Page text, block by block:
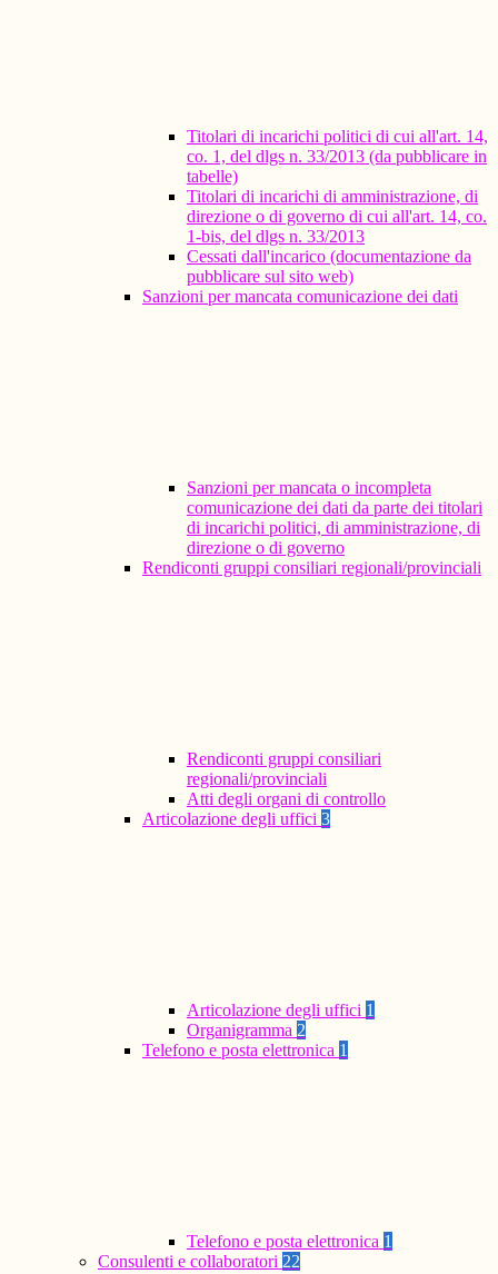
Titolari di incarichi politici di cui all'art. 14,
co. 1, del dlgs n. 33/2013 (da pubblicare in
tabelle)
Titolari di incarichi di amministrazione, di
direzione o di governo di cui all'art. 14, co.
1-bis, del dlgs n. 33/2013
Cessati dall'incarico (documentazione da
pubblicare sul sito web)
Sanzioni per mancata comunicazione dei dati
Sanzioni per mancata o incompleta
comunicazione dei dati da parte dei titolari
di incarichi politici, di amministrazione, di
direzione o di governo
Rendiconti gruppi consiliari regionali/provinciali
Rendiconti gruppi consiliari
regionali/provinciali
Atti degli organi di controllo
Articolazione degli uffici 3
Articolazione degli uffici 1
Organigramma 2
Telefono e posta elettronica 1
Telefono e posta elettronica 1
Consulenti e collaboratori 22